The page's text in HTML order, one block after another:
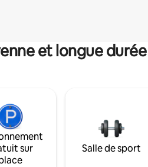
et longue durée
sur
Salle de sport